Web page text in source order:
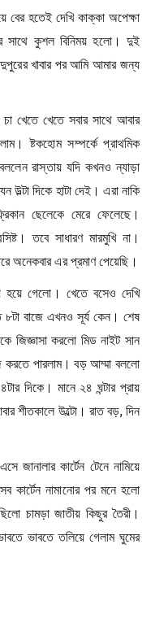
বের হতেই দেখি কাক্কা অপেক্ষা
সাথে কুশল বিনিময় হলো। দুই
খাবার পর আমি আমার জন্য
খেতে খেতে সবার সাথে আবার
ষ্টকহোম সম্পর্কে প্রাথমিক
রাস্তায় যদি কখনও ন্যাড়া
দিকে হাটা দেই। এরা নাকি
ছেলেকে মেরে ফেলেছে।
তবে সাধারণ মারমুখি না।
অনেকবার এর প্রমাণ পেয়েছি।
হয়ে গেলো। খেতে বসেও দেখি
বাজে এখনও সূর্য কেন। শেষ
জিজ্ঞাসা করলো মিড নাইট সান
করতে পারলাম। বড় আম্মা বললো
দিকে। মানে ২৪ ঘন্টার প্রায়
শীতকালে উল্টো। রাত বড়, দিন
জানালার কার্টেন টেনে নামিয়ে
কার্টেন নামানোর পর মনে হলো
চামড়া জাতীয় কিছুর তৈরী।
ভাবতে তলিয়ে গেলাম ঘুমের